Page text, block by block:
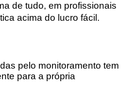
de tudo, em profissionais
acima do lucro fácil.
pelo monitoramento tem
para a própria